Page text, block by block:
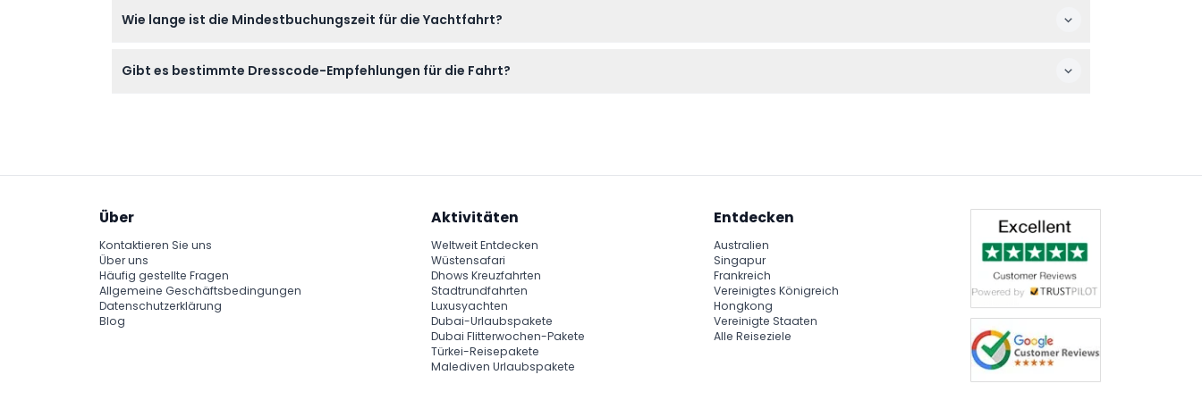
alkoholfreier Getränke, Handtücher, klimatisierter Kabinen und großzügiger Sonnenplattformen.
Wie lange ist die Mindestbuchungszeit für die Yachtfahrt?
Gibt es bestimmte Dresscode-Empfehlungen für die Fahrt?
Über
Kontaktieren Sie uns
Über uns
Häufig gestellte Fragen
Allgemeine Geschäftsbedingungen
Datenschutzerklärung
Blog
Aktivitäten
Weltweit Entdecken
Wüstensafari
Dhows Kreuzfahrten
Stadtrundfahrten
Luxusyachten
Dubai-Urlaubspakete
Dubai Flitterwochen-Pakete
Türkei-Reisepakete
Malediven Urlaubspakete
Entdecken
Australien
Singapur
Frankreich
Vereinigtes Königreich
Hongkong
Vereinigte Staaten
Alle Reiseziele